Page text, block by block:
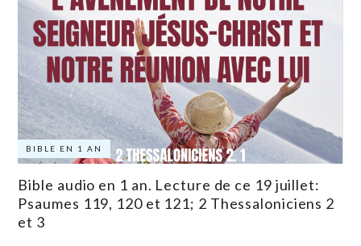
BIBLE EN 1 AN
Bible audio en 1 an. Lecture de ce 19 juillet:
Psaumes 119, 120 et 121; 2 Thessaloniciens 2
et 3